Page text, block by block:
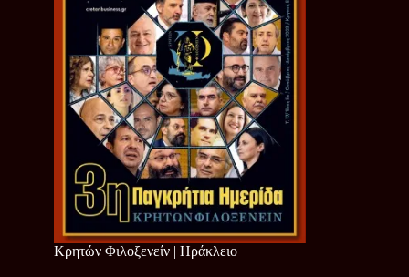
Κρητών Φιλοξενείν | Ηράκλειο